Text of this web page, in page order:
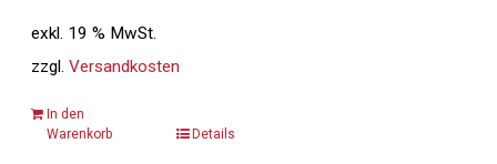
exkl. 19 % MwSt.
zzgl.Versandkosten
In den
Warenkorb
Details